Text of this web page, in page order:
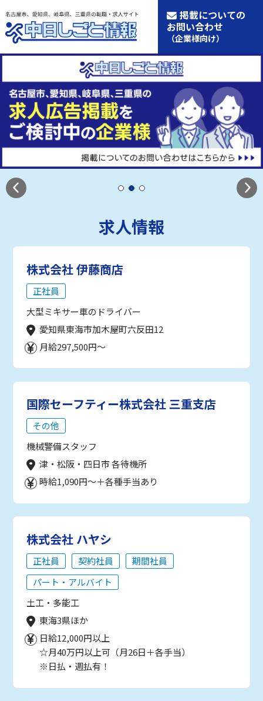
掲載についての
お問い合わせ
（企業様向け）
求人情報
株式会社 伊藤商店
正社員
大型ミキサー車のドライバー
愛知県東海市加木屋町六反田12
月給297,500円～
国際セーフティー株式会社 三重支店
その他
機械警備スタッフ
津・松阪・四日市 各待機所
時給1,090円～＋各種手当あり
株式会社 ハヤシ
正社員 契約社員
期間社員
パート・アルバイト
土工・多能工
東海3県ほか
日給12,000円以上
☆月40万円以上可（月26日＋各手当）
※日払・週払有！